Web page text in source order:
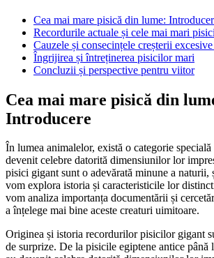
Cea mai mare pisică din lume:
Recordurile actuale și cele mai mari
Cauzele și consecințele creșterii
Îngrijirea și întreținerea pisicilor mari
Concluzii și perspective pentru viitor
Cea mai mare pisică din
Introducere
În lumea animalelor, există o categorie
devenit celebre datorită dimensiunilor lor
pisici gigant sunt o adevărată minune a naturii,
vom explora istoria și caracteristicile lor
vom analiza importanța documentării și
a înțelege mai bine aceste creaturi uimitoare.
Originea și istoria recordurilor pisicilor gigant
de surprize. De la pisicile egiptene antice până